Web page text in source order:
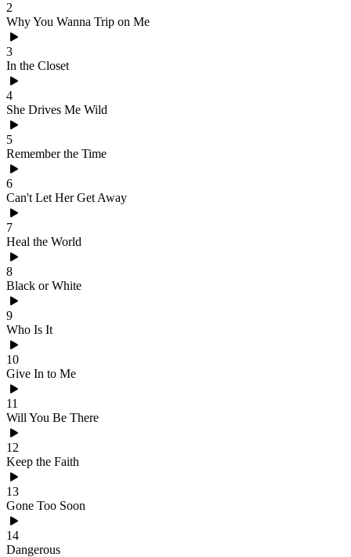
2
Why You Wanna Trip on Me
3
In the Closet
4
She Drives Me Wild
5
Remember the Time
6
Can't Let Her Get Away
7
Heal the World
8
Black or White
9
Who Is It
10
Give In to Me
11
Will You Be There
12
Keep the Faith
13
Gone Too Soon
14
Dangerous